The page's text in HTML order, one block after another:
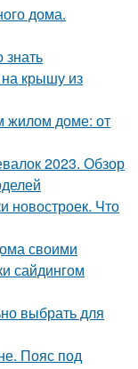
дома.
крышу из
жилом доме: от
2023. Обзор
новостроек. Что
своими
сайдингом
выбрать для
Пояс под